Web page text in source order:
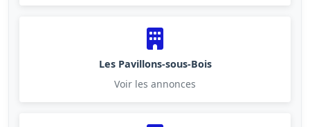
Les Pavillons-sous-Bois
Voir les annonces